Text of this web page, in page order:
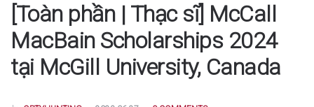
[Toàn phần | Thạc sĩ] McCall
MacBain Scholarships 2024
tại McGill University, Canada